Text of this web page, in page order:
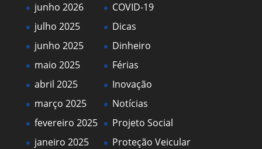
junho 2026
julho 2025
junho 2025
maio 2025
abril 2025
março 2025
fevereiro 2025
janeiro 2025
COVID-19
Dicas
Dinheiro
Férias
Inovação
Notícias
Projeto Social
Proteção Veicular